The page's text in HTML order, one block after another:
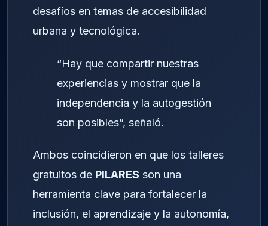
desafíos en temas de accesibilidad
urbana y tecnológica.
“Hay que compartir nuestras
experiencias y mostrar que la
independencia y la autogestión
son posibles”, señaló.
Ambos coincidieron en que los talleres
gratuitos de PILARES son una
herramienta clave para fortalecer la
inclusión, el aprendizaje y la autonomía,